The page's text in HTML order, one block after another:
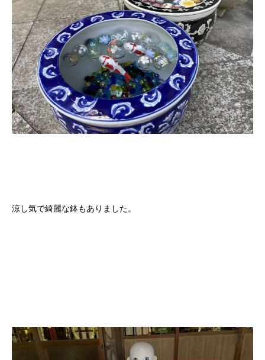
涼し気で綺麗な鉢もありました。